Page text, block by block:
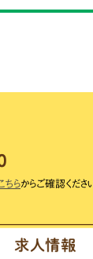
ちらからご確認くださ